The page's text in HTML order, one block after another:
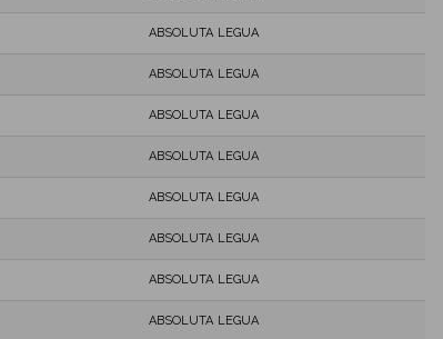
ABSOLUTA LEGUA
ABSOLUTA LEGUA
ABSOLUTA LEGUA
ABSOLUTA LEGUA
ABSOLUTA LEGUA
ABSOLUTA LEGUA
ABSOLUTA LEGUA
ABSOLUTA LEGUA